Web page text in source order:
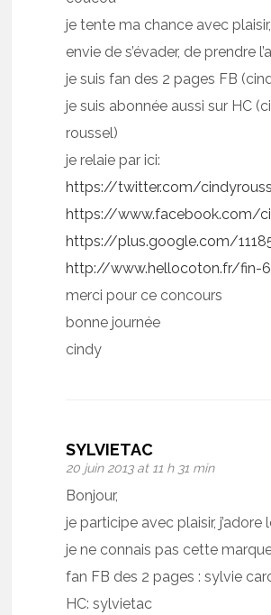
je tente ma chance avec
envie de s’évader, de prendre
je suis fan des 2 pages FB
je suis abonnée aussi sur HC
roussel)
je relaie par ici:
https://twitter.com/
https://www.facebook.com/
https://plus.google.com/
http://www.hellocoton.fr/fin-
merci pour ce concours
bonne journée
cindy
SYLVIETAC
20 juin 2013 at 11 h 31 min
Bonjour,
je participe avec plaisir, j’adore
je ne connais pas cette
fan FB des 2 pages : sylvie
HC: sylvietac